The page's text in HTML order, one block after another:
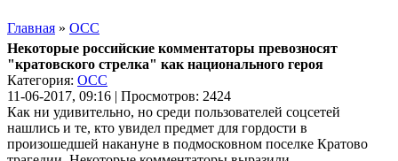
Главная » ОСС
Некоторые российские комментаторы превозносят
"кратовского стрелка" как национального героя
Категория: ОСС
11-06-2017, 09:16 | Просмотров: 2424
Как ни удивительно, но среди пользователей соцсетей
нашлись и те, кто увидел предмет для гордости в
произошедшей накануне в подмосковном поселке Кратово